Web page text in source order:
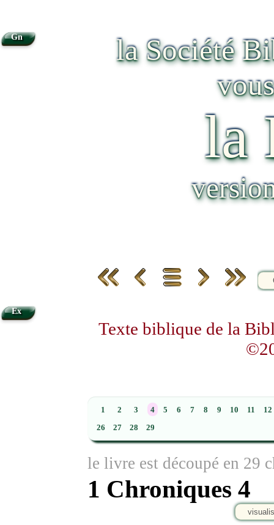
la Société
la
Texte biblique de la
1 2 3 4 5 6 7 8 9 10 11 12
26 27 28 29
le livre est découpé en 29
1 Chroniques 4
Gn
Ex